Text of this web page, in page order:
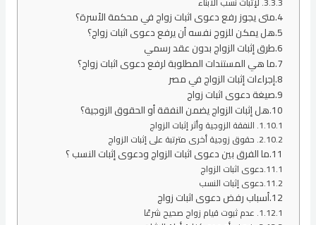
متى يجوز رفع دعوى اثبات زواج في محكمة الأسرة؟
هل يمكن للزوج نفسه أن يرفع دعوى اثبات زواج؟
طرق إثبات الزواج بدون عقد رسمي
ما هي المستندات المطلوبة لرفع دعوى اثبات زواج؟
إجراءات إثبات الزواج في مصر
صيغة دعوى اثبات زواج
هل إثبات الزواج يضمن النفقة أو الحقوق الزوجية؟
1. النفقة الزوجية وأثر إثبات الزواج
2. حقوق زوجية أخرى مترتبة على إثبات الزواج
ما الفرق بين دعوى اثبات الزواج ودعوى إثبات النسب ؟
دعوى اثبات الزواج
دعوى إثبات النسب
أسباب رفض دعوى اثبات زواج
1. عدم ثبوت قيام زواج صحيح شرعًا